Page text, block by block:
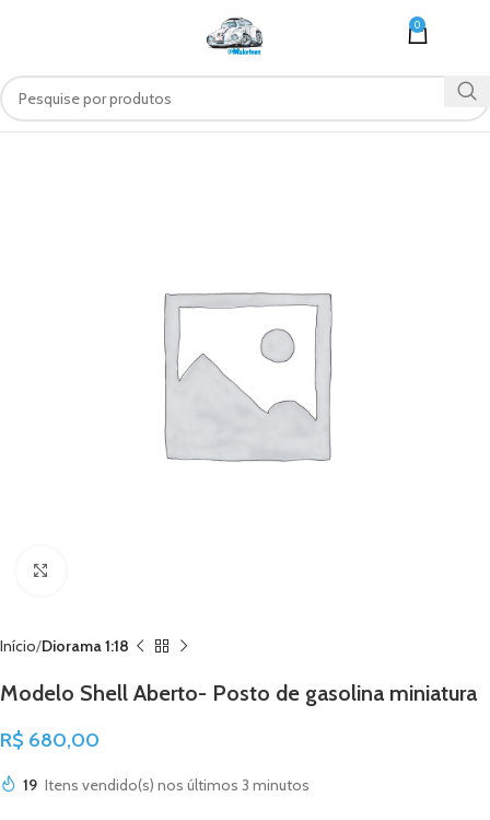
0
Início Diorama 1:18
Modelo Shell Aberto- Posto de gasolina miniatura
R$ 680,00
19 Itens vendido(s) nos últimos 3 minutos